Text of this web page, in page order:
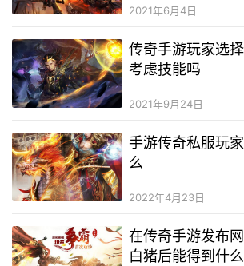
2021年6月4日
传奇手游玩家选
考虑技能吗
2021年9月24日
手游传奇私服玩
么
2022年4月23日
在传奇手游发布
白猪后能得到什